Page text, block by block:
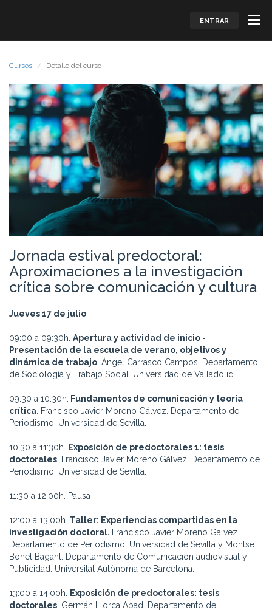
ENTRAR
Cursos Detalle del curso
Jornada estival predoctoral:
Aproximaciones a la investigación
crítica sobre comunicación y cultura
Jueves 17 de julio
09:00 a 09:30h. Apertura y actividad de inicio -
Presentación de la escuela de verano, objetivos y
dinámica de trabajo . Ángel Carrasco Campos. Departamento
de Sociología y Trabajo Social. Universidad de Valladolid.
09:30 a 10:30h.
Fundamentos de comunicación y teoría
crítica . Francisco Javier Moreno Gálvez. Departamento de
Periodismo. Universidad de Sevilla.
10:30 a 11:30h.
Exposición de predoctorales 1: tesis
doctorales . Francisco Javier Moreno Gálvez. Departamento de
Periodismo. Universidad de Sevilla.
11:30 a 12:00h. Pausa
12:00 a 13:00h. Taller: Experiencias compartidas en la
investigación doctoral. Francisco Javier Moreno Gálvez.
Departamento de Periodismo. Universidad de Sevilla y Montse
Bonet Bagant. Departamento de Comunicación audiovisual y
Publicidad. Universitat Autònoma de Barcelona.
13:00 a 14:00h.
Exposición de predoctorales: tesis
doctorales . Germán Llorca Abad. Departamento de